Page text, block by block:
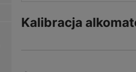
Kalibracja